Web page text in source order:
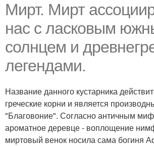
Мирт. Мирт
нас с ласковым
солнцем и
легендами.
Название данного кустарника
греческие корни и является
"Благовоние". Согласно античным
ароматное деревце - воплощение
миртовый венок носила сама богиня